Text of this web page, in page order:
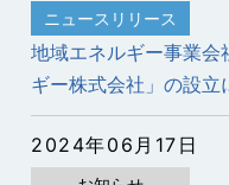
ニュースリリース
地域エネルギー事業会
ギー株式会社」の設立
2024年06月17日